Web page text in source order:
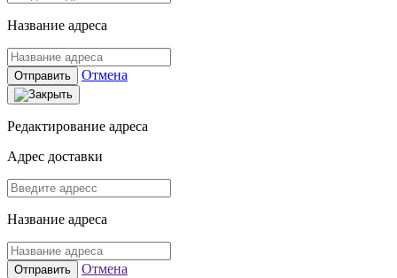
Название адреса
Отправить Отмена
Редактирование адреса
Адрес доставки
Название адреса
Отправить Отмена